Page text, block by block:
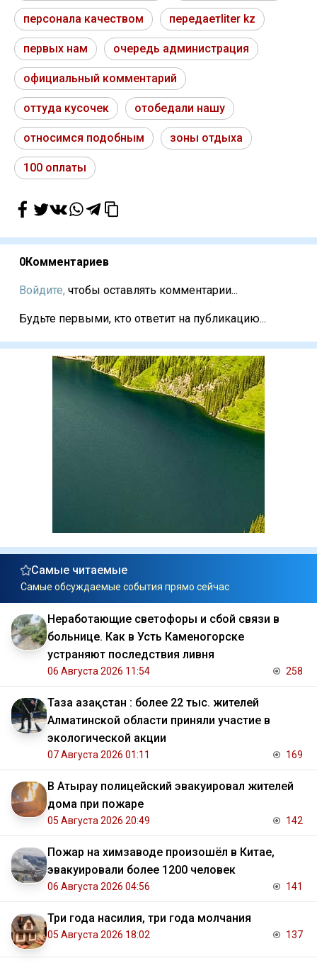
персонала качеством передаетliter kz
первых нам очередь администрация
официальный комментарий
оттуда кусочек отобедали нашу
относимся подобным зоны отдыха
100 оплаты
0Комментариев
Войдите, чтобы оставлять комментарии...
Будьте первыми, кто ответит на публикацию...
Самые читаемые
Самые обсуждаемые события прямо сейчас
Неработающие светофоры и сбой связи в
больнице. Как в Усть Каменогорске
устраняют последствия ливня
06 Августа 2026 11:54 258
Таза Қазақстан : более 22 тыс. жителей
Алматинской области приняли участие в
экологической акции
07 Августа 2026 01:11 169
В Атырау полицейский эвакуировал жителей
дома при пожаре
05 Августа 2026 20:49 142
Пожар на химзаводе произошёл в Китае,
эвакуировали более 1200 человек
06 Августа 2026 04:56 141
Три года насилия, три года молчания
05 Августа 2026 18:02 137